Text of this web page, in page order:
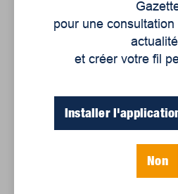
Un siècle de
régionale
Le sport professionnel
pour une
et créer votre fil
Installer
Non